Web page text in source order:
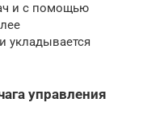
и с помощью
укладывается
управления